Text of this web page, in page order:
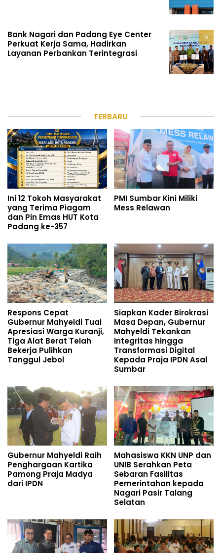
Bank Nagari dan Padang Eye Center
Perkuat Kerja Sama, Hadirkan
Layanan Perbankan Terintegrasi
TERBARU
Ini 12 Tokoh Masyarakat
yang Terima Piagam
dan Pin Emas HUT Kota
Padang ke-357
PMI Sumbar Kini Miliki
Mess Relawan
Respons Cepat
Gubernur Mahyeldi Tuai
Apresiasi Warga Kuranji,
Tiga Alat Berat Telah
Bekerja Pulihkan
Tanggul Jebol
Siapkan Kader Birokrasi
Masa Depan, Gubernur
Mahyeldi Tekankan
Integritas hingga
Transformasi Digital
Kepada Praja IPDN Asal
Sumbar
Gubernur Mahyeldi Raih
Penghargaan Kartika
Pamong Praja Madya
dari IPDN
Mahasiswa KKN UNP dan
UNIB Serahkan Peta
Sebaran Fasilitas
Pemerintahan kepada
Nagari Pasir Talang
Selatan